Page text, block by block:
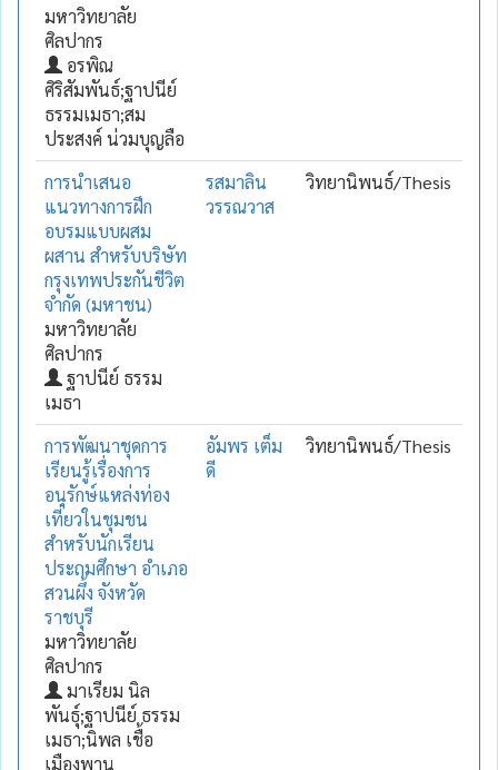
มหาวิทยาลัย
ศิลปากร
อรพิณ
ศิริสัมพันธ์;ฐาปนีย์
ธรรมเมธา;สม
ประสงค์ น่วมบุญลือ
การนำเสนอ
แนวทางการฝึก
อบรมแบบผสม
ผสาน สำหรับบริษัท
กรุงเทพประกันชีวิต
จำกัด ‪(มหาชน)‬
มหาวิทยาลัย
ศิลปากร
ฐาปนีย์ ธรรม
เมธา
รสมาลิน
วรรณวาส
วิทยานิพนธ์/Thesis
การพัฒนาชุดการ
เรียนรู้เรื่องการ
อนุรักษ์แหล่งท่อง
เที่ยวในชุมชน
สำหรับนักเรียน
ประถมศึกษา อำเภอ
สวนผึ้ง จังหวัด
ราชบุรี
มหาวิทยาลัย
ศิลปากร
มาเรียม นิล
พันธุ์;ฐาปนีย์ ธรรม
เมธา;นิพล เชื้อ
เมืองพาน
อัมพร เต็ม
ดี
วิทยานิพนธ์/Thesis